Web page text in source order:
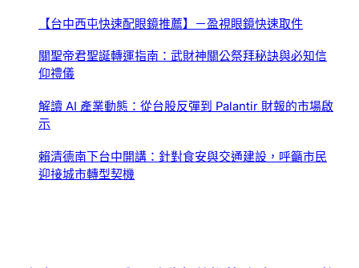
【台中西屯快速配眼鏡推薦】－盈視眼鏡快速取件
關聖帝君聖誕轉運指南：武財神關公祭拜秘訣與必知信
仰禮儀
解讀 AI 產業動態：從台股反彈到 Palantir 財報的市場啟
示
賴清德南下台中開講：針對食安與交通建設，呼籲市民
迎接城市轉型契機